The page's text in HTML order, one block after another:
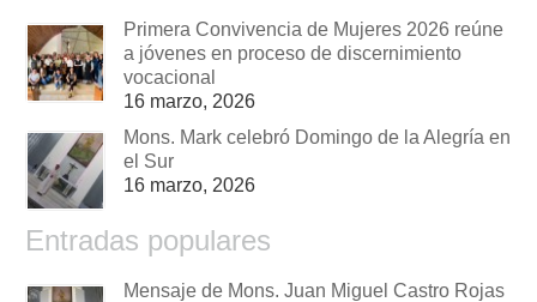
Primera Convivencia de Mujeres 2026 reúne
a jóvenes en proceso de discernimiento
vocacional
16 marzo, 2026
Mons. Mark celebró Domingo de la Alegría en
el Sur
16 marzo, 2026
Entradas populares
Mensaje de Mons. Juan Miguel Castro Rojas